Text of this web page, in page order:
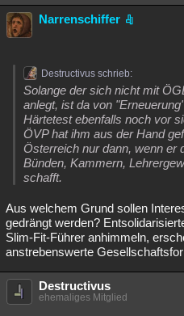
Musik Clash
Besucht Teilgenommen
Lesenswert Schlüsselwörter
Narrenschiffer
Destructivus schrieb:
Solange der sich nicht mit
anlegt, ist da von
Härtetest ebenfalls noch vor
ÖVP hat ihm aus der Hand
Österreich nur dann, wenn er
Bünden, Kammern,
schafft.
Aus welchem Grund sollen
gedrängt werden?
Slim-Fit-Führer anhimmeln,
anstrebenswerte
Destructivus
ehemaliges Mitglied